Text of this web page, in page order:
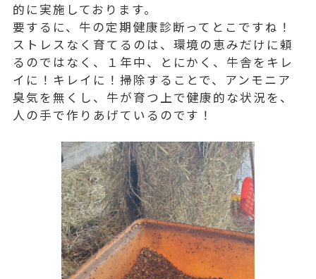
的に実施しております。
要するに、牛の定期健康診断ってとこですね！
ストレスなく育てるのは、環境の恵みだけに頼
るのではなく、１年中、とにかく、牛舎をキレ
イに！キレイに！掃除することで、アンモニア
臭気を無くし、牛が育つ上で健康的な状況を、
人の手で作りあげているのです！